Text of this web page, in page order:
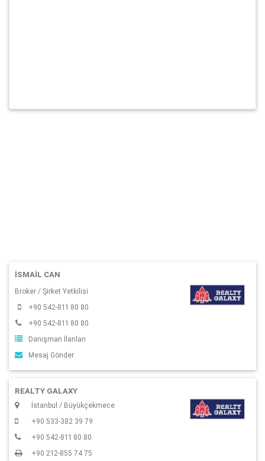
İSMAIL CAN
Broker / Şirket Yetkilisi
+90 542-811 80 80
+90 542-811 80 80
Danışman İlanları
Mesaj Gönder
REALTY GALAXY
İstanbul / Büyükçekmece
+90 533-382 39 79
+90 542-811 80 80
+90 212-855 74 75